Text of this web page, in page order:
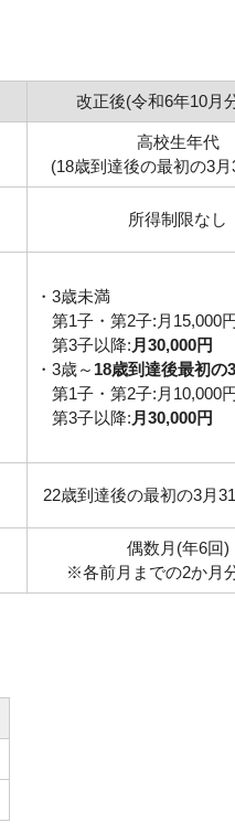
改正後(令和6年10月
高校生年代
(18歳到達後の最初の3
所得制限なし
・3歳未満
第1子・第2子:月15,000
第3子以降: 月30,000円
・3歳～ 18歳到達後最初の
第1子・第2子:月10,000
第3子以降: 月30,000円
22歳到達後の最初の3月
偶数月(年6回)
※各前月までの2か月